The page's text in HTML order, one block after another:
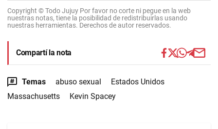
Copyright © Todo Jujuy Por favor no corte ni pegue en la web
nuestras notas, tiene la posibilidad de redistribuirlas usando
nuestras herramientas. Derechos de autor reservados.
Compartí la nota
Temas abuso sexual
Estados Unidos
Massachusetts
Kevin Spacey